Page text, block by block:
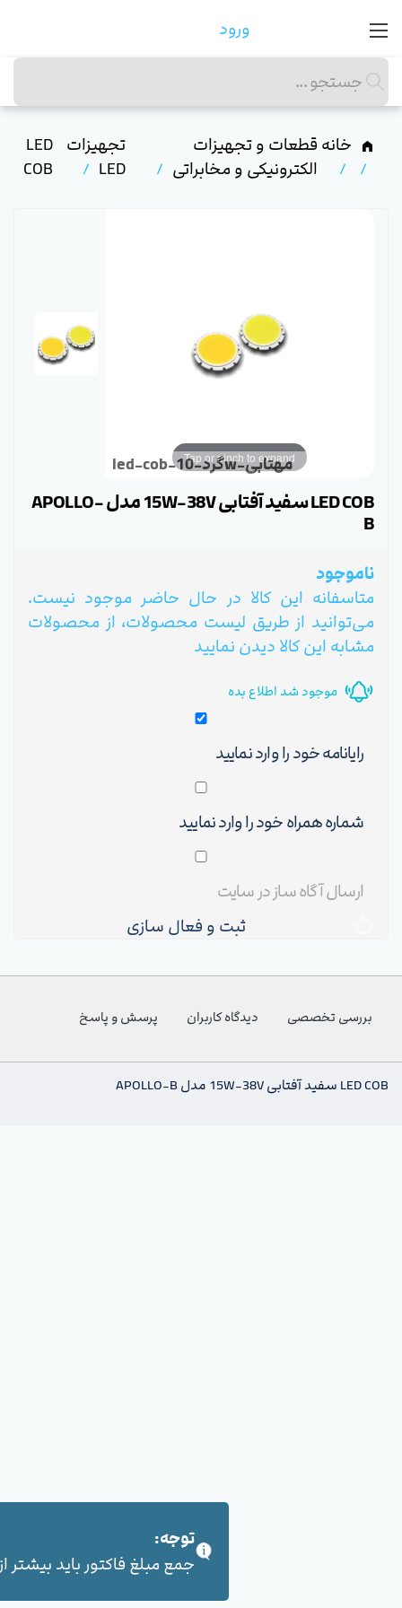
ورود
خانه قطعات و تجهیزات
الکترونیکی و مخابراتی
تجهیزات
LED
LED
COB
توجه:
جمع مبلغ فاکتور باید بیشتر از 100,000 هزار تومان
led-cob-گرد-10w-مهتابی
Tap or pinch to expand
LED COB سفید آفتابی 15W-38V مدل APOLLO-
B
ناموجود
متاسفانه این کالا در حال حاضر موجود نیست.
می‌توانید از طریق لیست محصولات، از محصولات
مشابه این کالا دیدن نمایید
موجود شد اطلاع بده
ثبت و فعال سازی
بررسی تخصصی دیدگاه کاربران پرسش و پاسخ
LED COB سفید آفتابی 15W-38V مدل APOLLO-B